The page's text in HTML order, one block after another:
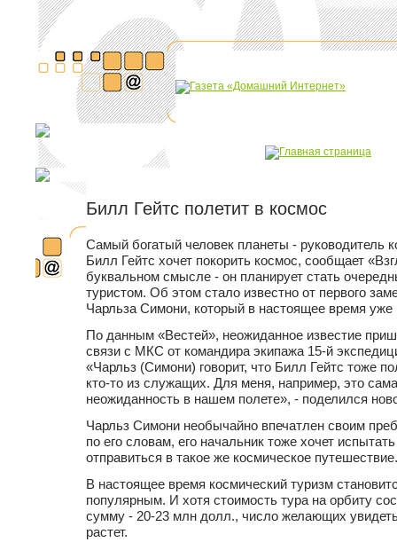
Билл Гейтс полетит в космос
Самый богатый человек планеты - руководитель
Билл Гейтс хочет покорить космос, сообщает
буквальном смысле - он планирует стать
туристом. Об этом стало известно от первого
Чарльза Симони, который в настоящее время
По данным «Вестей», неожиданное известие
связи с МКС от командира экипажа 15-й
«Чарльз (Симони) говорит, что Билл Гейтс тоже
кто-то из служащих. Для меня, например, это
неожиданность в нашем полете», - поделился
Чарльз Симони необычайно впечатлен своим
по его словам, его начальник тоже хочет
отправиться в такое же космическое путешествие.
В настоящее время космический туризм
популярным. И хотя стоимость тура на орбиту
сумму - 20-23 млн долл., число желающих
растет.